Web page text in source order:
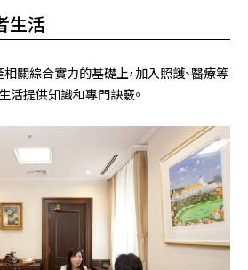
生活
關綜合實力的基礎上，加入照護、醫療等
活提供知識和專門訣竅。